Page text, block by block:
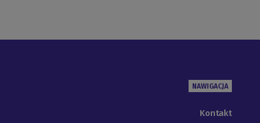
NAWIGACJA
Kontakt